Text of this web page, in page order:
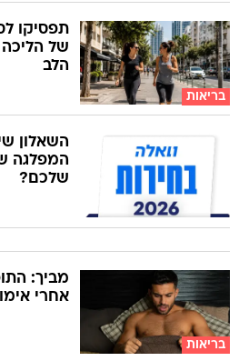
בריאות
של
הלב
השאלון
המפלגה
שלכם?
בריאות
מביך:
אחרי